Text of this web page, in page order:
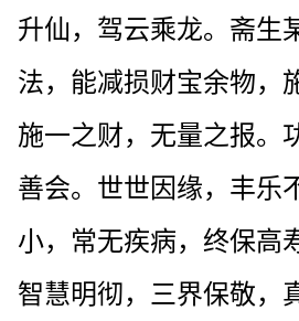
升仙，驾云乘龙。斋生
法，能减损财宝余物，
施一之财，无量之报。
善会。世世因缘，丰乐
小，常无疾病，终保高
智慧明彻，三界保敬，